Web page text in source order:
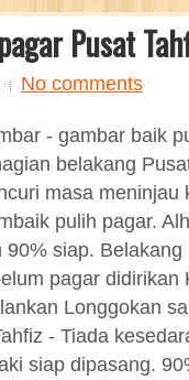
Pusat
No comments
- gambar baik
belakang
masa meninjau
pulih pagar.
90% siap. Belakang
pagar didirikan
Longgokan
- Tiada
siap dipasang.